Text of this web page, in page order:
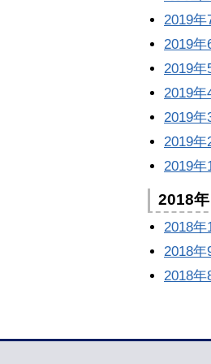
2019年
2019年
2019年
2019年
2019年
2019年
2019年
2018年
2018年
2018年
2018年